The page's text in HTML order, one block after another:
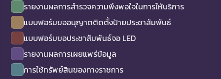
รายงานผลการสำรวจความพึงพอใจในการให้บริการ
แบบฟอร์มขออนุญาตติดตั้งป้ายประชาสัมพันธ์
แบบฟอร์มขอประชาสัมพันธ์จอ LED
รายงานผลการเผยแพร่ข้อมูล
การใช้ทรัพย์สินของทางราชการ